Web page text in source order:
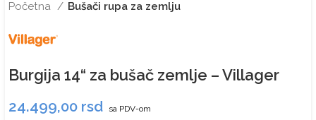
Početna Bušači rupa za zemlju
Burgija 14“ za bušač zemlje – Villager
24.499,00 rsd sa PDV-om